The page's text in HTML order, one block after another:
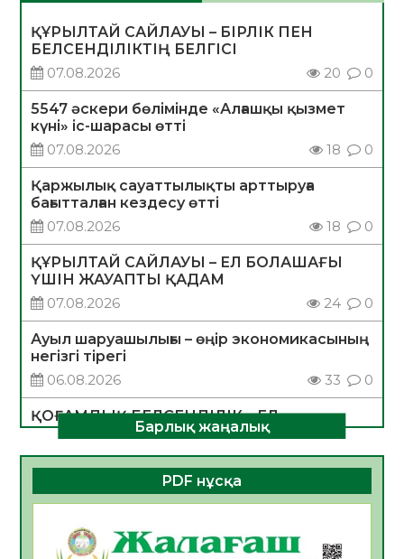
ҚҰРЫЛТАЙ САЙЛАУЫ – БІРЛІК ПЕН
БЕЛСЕНДІЛІКТІҢ БЕЛГІСІ
07.08.2026
20 0
5547 әскери бөлімінде «Алғашқы қызмет
күні» іс-шарасы өтті
07.08.2026
18 0
Қаржылық сауаттылықты арттыруға
бағытталған кездесу өтті
07.08.2026
18 0
ҚҰРЫЛТАЙ САЙЛАУЫ – ЕЛ БОЛАШАҒЫ
ҮШІН ЖАУАПТЫ ҚАДАМ
07.08.2026
24 0
Ауыл шаруашылығы – өңір экономикасының
негізгі тірегі
06.08.2026
33 0
ҚОҒАМДЫҚ БЕЛСЕНДІЛІК – ЕЛ
ДАМУЫНЫҢ НЕГІЗІ
06.08.2026
31 0
ҚҰРЫЛТАЙ САЙЛАУЫ – БОЛАШАҚҚА
БАСТАР ЖАУАПТЫ ТАҢДАУ
06.08.2026
Барлық жаңалық
PDF нұсқа